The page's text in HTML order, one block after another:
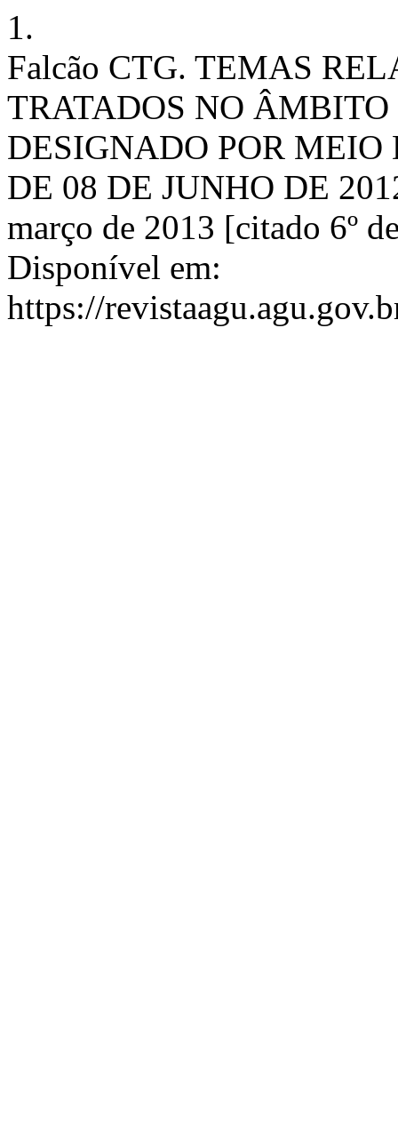
1.
Falcão CTG. TEMAS
TRATADOS NO
DESIGNADO POR MEIO
DE 08 DE JUNHO DE
março de 2013 [citado 6º
Disponível em:
https://